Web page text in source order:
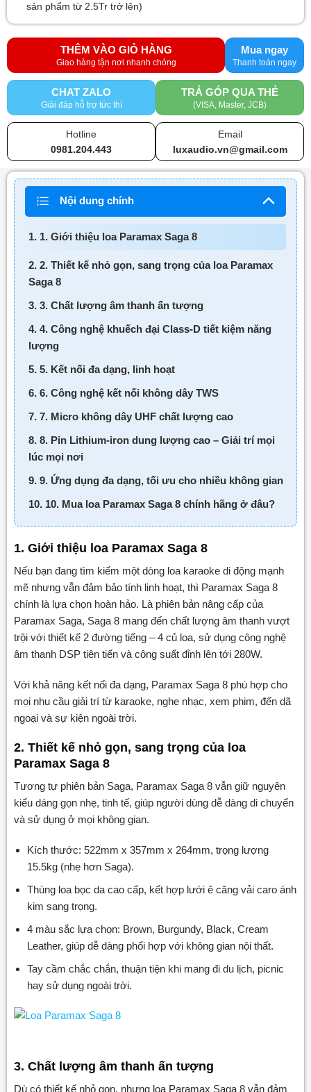
sản phẩm từ 2.5Tr trở lên)
THÊM VÀO GIỎ HÀNG Mua ngay
CHAT ZALO
Giải đáp hỗ trợ tức thì
TRẢ GÓP QUA THẺ
(VISA, Master, JCB)
Hotline
0981.204.443
Email
luxaudio.vn@gmail.com
Nội dung chính
1. 1. Giới thiệu loa Paramax Saga 8
2. 2. Thiết kế nhỏ gọn, sang trọng của loa Paramax
Saga 8
3. 3. Chất lượng âm thanh ấn tượng
4. 4. Công nghệ khuếch đại Class-D tiết kiệm năng
lượng
5. 5. Kết nối đa dạng, linh hoạt
6. 6. Công nghệ kết nối không dây TWS
7. 7. Micro không dây UHF chất lượng cao
8. 8. Pin Lithium-iron dung lượng cao – Giải trí mọi
lúc mọi nơi
9. 9. Ứng dụng đa dạng, tối ưu cho nhiều không gian
10. 10. Mua loa Paramax Saga 8 chính hãng ở đâu?
1. Giới thiệu loa Paramax Saga 8
Nếu bạn đang tìm kiếm một dòng loa karaoke di động mạnh
mẽ nhưng vẫn đảm bảo tính linh hoạt, thì Paramax Saga 8
chính là lựa chọn hoàn hảo. Là phiên bản nâng cấp của
Paramax Saga, Saga 8 mang đến chất lượng âm thanh vượt
trội với thiết kế 2 đường tiếng – 4 củ loa, sử dụng công nghệ
âm thanh DSP tiên tiến và công suất đỉnh lên tới 280W.
Với khả năng kết nối đa dạng, Paramax Saga 8 phù hợp cho
mọi nhu cầu giải trí từ karaoke, nghe nhạc, xem phim, đến dã
ngoại và sự kiện ngoài trời.
2. Thiết kế nhỏ gọn, sang trọng của loa
Paramax Saga 8
Tương tự phiên bản Saga, Paramax Saga 8 vẫn giữ nguyên
kiểu dáng gọn nhẹ, tinh tế, giúp người dùng dễ dàng di chuyển
và sử dụng ở mọi không gian.
Kích thước: 522mm x 357mm x 264mm, trọng lượng
15.5kg (nhẹ hơn Saga).
Thùng loa bọc da cao cấp, kết hợp lưới ê căng vải caro ánh
kim sang trọng.
4 màu sắc lựa chọn: Brown, Burgundy, Black, Cream
Leather, giúp dễ dàng phối hợp với không gian nội thất.
Tay cầm chắc chắn, thuận tiện khi mang đi du lịch, picnic
hay sử dụng ngoài trời.
3. Chất lượng âm thanh ấn tượng
Dù có thiết kế nhỏ gọn, nhưng loa Paramax Saga 8 vẫn đảm